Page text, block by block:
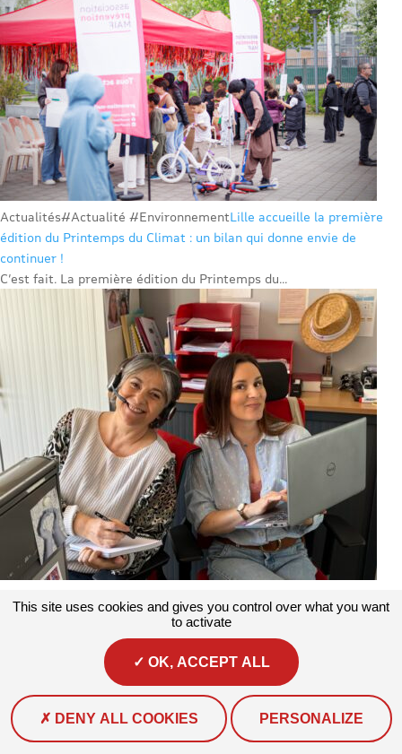
Actualités#Actualité #EnvironnementLille accueille la première
édition du Printemps du Climat : un bilan qui donne envie de
continuer !
C’est fait. La première édition du Printemps du...
de l’association.
Au quotidien, elles assurent la gestion des volets...
This site uses cookies and gives you control over what you want
to activate
OK, ACCEPT ALL
DENY ALL COOKIES PERSONALIZE